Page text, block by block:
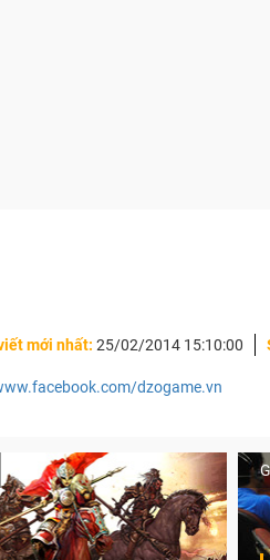
mới nhất:25/02/2014 15:10:00
dzogame.vn